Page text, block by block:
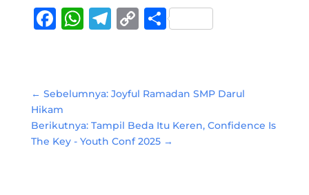
Facebook
WhatsApp
Telegram
Copy
Link
Share
← Sebelumnya: Joyful Ramadan SMP Darul
Hikam
Berikutnya: Tampil Beda Itu Keren, Confidence Is
The Key - Youth Conf 2025→